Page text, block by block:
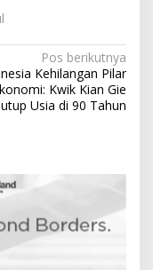
Pos berikutnya
Kehilangan Pilar
Kwik Kian Gie
Usia di 90 Tahun